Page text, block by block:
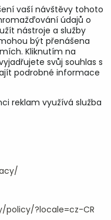
vaší návštěvy tohoto
údajů o
nástroje a služby
být přenášena
Kliknutím na
svůj souhlas s
podrobné informace
reklam využívá služba
?locale=cz-CR